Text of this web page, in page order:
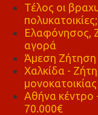
Τέλος οι
Ελαφόνησος,
αγορά
Άμεση Ζήτηση
Χαλκίδα -
μονοκατοικίας
Αθήνα κέντρο
70.000€